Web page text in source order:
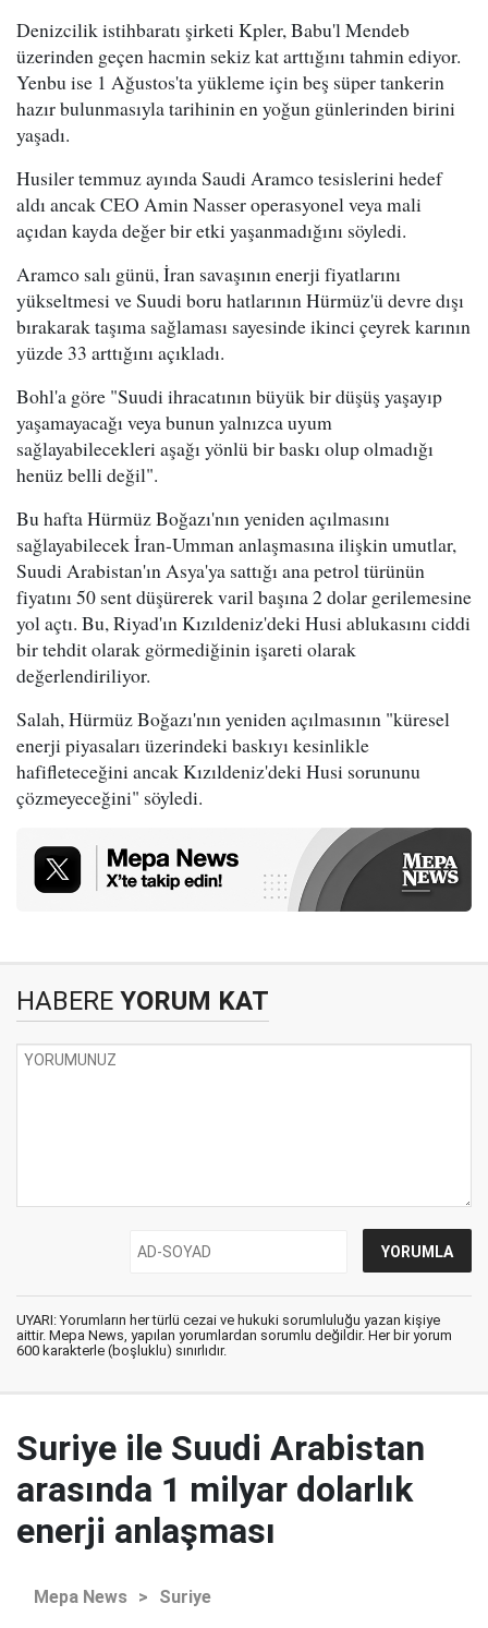
Denizcilik istihbaratı şirketi Kpler, Babu'l Mendeb
üzerinden geçen hacmin sekiz kat arttığını tahmin ediyor.
Yenbu ise 1 Ağustos'ta yükleme için beş süper tankerin
hazır bulunmasıyla tarihinin en yoğun günlerinden birini
yaşadı.
Husiler temmuz ayında Saudi Aramco tesislerini hedef
aldı ancak CEO Amin Nasser operasyonel veya mali
açıdan kayda değer bir etki yaşanmadığını söyledi.
Aramco salı günü, İran savaşının enerji fiyatlarını
yükseltmesi ve Suudi boru hatlarının Hürmüz'ü devre dışı
bırakarak taşıma sağlaması sayesinde ikinci çeyrek karının
yüzde 33 arttığını açıkladı.
Bohl'a göre "Suudi ihracatının büyük bir düşüş yaşayıp
yaşamayacağı veya bunun yalnızca uyum
sağlayabilecekleri aşağı yönlü bir baskı olup olmadığı
henüz belli değil".
Bu hafta Hürmüz Boğazı'nın yeniden açılmasını
sağlayabilecek İran-Umman anlaşmasına ilişkin umutlar,
Suudi Arabistan'ın Asya'ya sattığı ana petrol türünün
fiyatını 50 sent düşürerek varil başına 2 dolar gerilemesine
yol açtı. Bu, Riyad'ın Kızıldeniz'deki Husi ablukasını ciddi
bir tehdit olarak görmediğinin işareti olarak
değerlendiriliyor.
Salah, Hürmüz Boğazı'nın yeniden açılmasının "küresel
enerji piyasaları üzerindeki baskıyı kesinlikle
hafifleteceğini ancak Kızıldeniz'deki Husi sorununu
çözmeyeceğini" söyledi.
HABERE YORUM KAT
UYARI: Yorumların her türlü cezai ve hukuki sorumluluğu yazan kişiye
aittir. Mepa News, yapılan yorumlardan sorumlu değildir. Her bir yorum
600 karakterle (boşluklu) sınırlıdır.
Suriye ile Suudi Arabistan
arasında 1 milyar dolarlık
enerji anlaşması
Mepa News > Suriye